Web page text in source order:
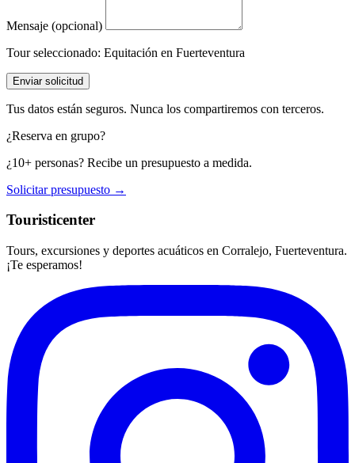
Mensaje (opcional)
Tour seleccionado: Equitación en Fuerteventura
Enviar solicitud
Tus datos están seguros. Nunca los compartiremos con terceros.
¿Reserva en grupo?
¿10+ personas? Recibe un presupuesto a medida.
Solicitar presupuesto →
Touristicenter
Tours, excursiones y deportes acuáticos en Corralejo, Fuerteventura.
¡Te esperamos!